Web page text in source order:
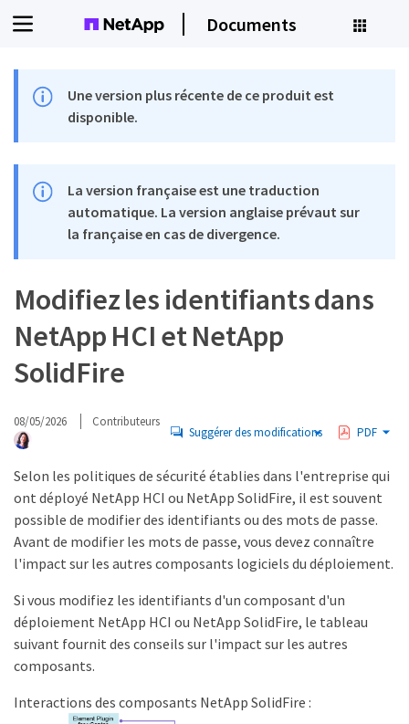
Documents
Une version plus récente de ce produit est
disponible.
La version française est une traduction
automatique. La version anglaise prévaut sur
la française en cas de divergence.
Modifiez les identifiants dans
NetApp HCI et NetApp
SolidFire
08/05/2026 Contributeurs
Suggérer des modifications PDF
Selon les politiques de sécurité établies dans l'entreprise qui
ont déployé NetApp HCI ou NetApp SolidFire, il est souvent
possible de modifier des identifiants ou des mots de passe.
Avant de modifier les mots de passe, vous devez connaître
l'impact sur les autres composants logiciels du déploiement.
Si vous modifiez les identifiants d'un composant d'un
déploiement NetApp HCI ou NetApp SolidFire, le tableau
suivant fournit des conseils sur l'impact sur les autres
composants.
Interactions des composants NetApp SolidFire :